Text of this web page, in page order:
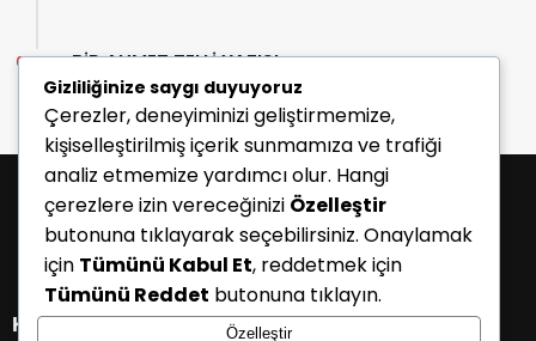
BİR AHMET TELLİ YAZISI
07:30
KATEGORİLER
Gizliliğinize saygı duyuyoruz
Çerezler, deneyiminizi geliştirmemize,
kişiselleştirilmiş içerik sunmamıza ve trafiği
analiz etmemize yardımcı olur. Hangi
çerezlere izin vereceğinizi Özelleştir
butonuna tıklayarak seçebilirsiniz. Onaylamak
için Tümünü Kabul Et, reddetmek için
Tümünü Reddet butonuna tıklayın.
Özelleştir